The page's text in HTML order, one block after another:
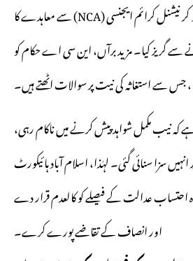
استعمال کیا اور جان بوجھ کر نیشنل کرائم ایجنسی (NCA) سے معاہدے کا
گریز کیا۔ مزید برآں، این سی اے حکام کو
جس سے استغاثہ کی نیت پر سوالات اٹھتے ہیں۔
کہ نیب مکمل شواہد پیش کرنے میں ناکام رہی،
انہیں سزا سنائی گئی۔ لہٰذا، اسلام آباد ہائیکورٹ
احتساب عدالت کے فیصلے کو کالعدم قرار دے
اور انصاف کے تقاضے پورے کرے۔